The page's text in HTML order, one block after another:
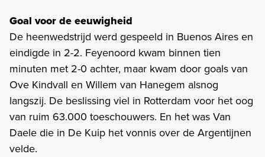
Goal voor de eeuwigheid
De heenwedstrijd werd gespeeld in Buenos Aires en
eindigde in 2-2. Feyenoord kwam binnen tien
minuten met 2-0 achter, maar kwam door goals van
Ove Kindvall en Willem van Hanegem alsnog
langszij. De beslissing viel in Rotterdam voor het oog
van ruim 63.000 toeschouwers. En het was Van
Daele die in De Kuip het vonnis over de Argentijnen
velde.